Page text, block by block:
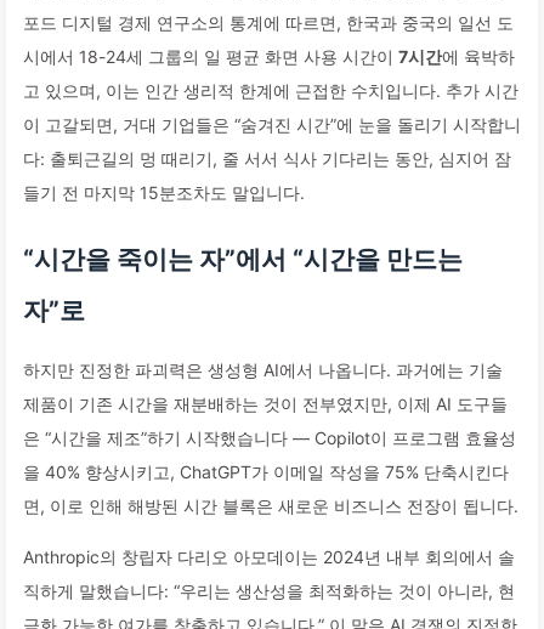
포드 디지털 경제 연구소의 통계에 따르면, 한국과 중국의 일선 도
시에서 18-24세 그룹의 일 평균 화면 사용 시간이 7시간에 육박하
고 있으며, 이는 인간 생리적 한계에 근접한 수치입니다. 추가 시간
이 고갈되면, 거대 기업들은 “숨겨진 시간”에 눈을 돌리기 시작합니
다: 출퇴근길의 멍 때리기, 줄 서서 식사 기다리는 동안, 심지어 잠
들기 전 마지막 15분조차도 말입니다.
“시간을 죽이는 자”에서 “시간을 만드는
자”로
하지만 진정한 파괴력은 생성형 AI에서 나옵니다. 과거에는 기술
제품이 기존 시간을 재분배하는 것이 전부였지만, 이제 AI 도구들
은 “시간을 제조”하기 시작했습니다 — Copilot이 프로그램 효율성
을 40% 향상시키고, ChatGPT가 이메일 작성을 75% 단축시킨다
면, 이로 인해 해방된 시간 블록은 새로운 비즈니스 전장이 됩니다.
Anthropic의 창립자 다리오 아모데이는 2024년 내부 회의에서 솔
직하게 말했습니다: “우리는 생산성을 최적화하는 것이 아니라, 현
금화 가능한 여가를 창출하고 있습니다.” 이 말은 AI 경쟁의 진정한